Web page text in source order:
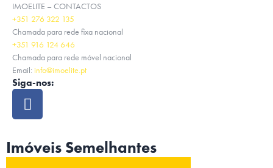
IMOELITE – CONTACTOS
+351 276 322 135
Chamada para rede fixa nacional
+351 916 124 646
Chamada para rede móvel nacional
Email: info@imoelite.pt
Siga-nos:
Imóveis Semelhantes